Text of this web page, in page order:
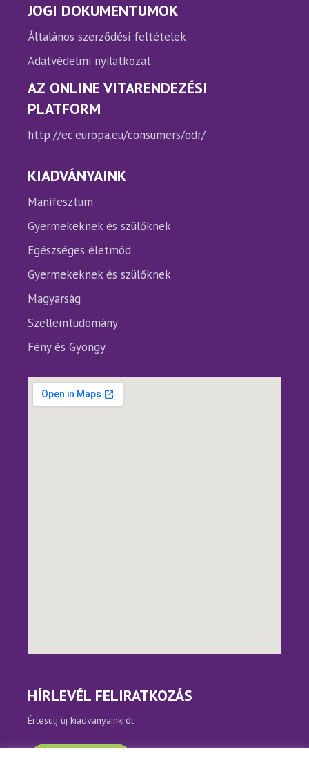
JOGI DOKUMENTUMOK
Általános szerződési feltételek
Adatvédelmi nyilatkozat
AZ ONLINE VITARENDEZÉSI
PLATFORM
http://ec.europa.eu/consumers/odr/
KIADVÁNYAINK
Manifesztum
Gyermekeknek és szülőknek
Egészséges életmód
Gyermekeknek és szülőknek
Magyarság
Szellemtudomány
Fény és Gyöngy
HÍRLEVÉL FELIRATKOZÁS
Értesülj új kiadványainkról